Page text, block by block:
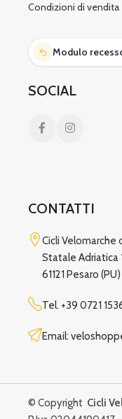
Condizioni di vendita
Modulo
SOCIAL
CONTATTI
Cicli Velomarche
Statale Adriatica
61121 Pesaro
Tel. +39 0721
Email:
© Copyright Cicli